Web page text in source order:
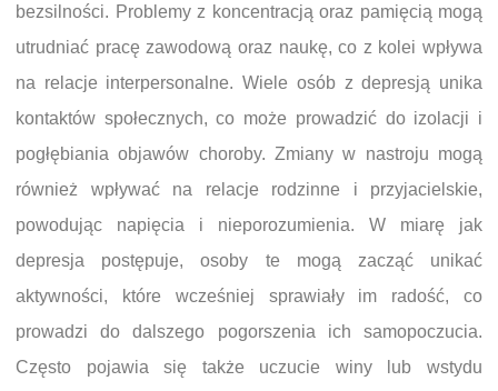
bezsilności. Problemy z koncentracją oraz pamięcią mogą
utrudniać pracę zawodową oraz naukę, co z kolei wpływa
na relacje interpersonalne. Wiele osób z depresją unika
kontaktów społecznych, co może prowadzić do izolacji i
pogłębiania objawów choroby. Zmiany w nastroju mogą
również wpływać na relacje rodzinne i przyjacielskie,
powodując napięcia i nieporozumienia. W miarę jak
depresja postępuje, osoby te mogą zacząć unikać
aktywności, które wcześniej sprawiały im radość, co
prowadzi do dalszego pogorszenia ich samopoczucia.
Często pojawia się także uczucie winy lub wstydu